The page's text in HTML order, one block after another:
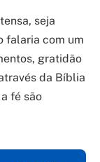
seja
falaria com um
gratidão
da Bíblia
fé são